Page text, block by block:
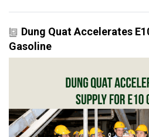
Dung Quat Accelerates
Gasoline